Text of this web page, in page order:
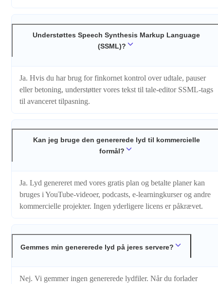
Understøttes Speech Synthesis Markup Language
(SSML)?
Ja. Hvis du har brug for finkornet kontrol over udtale, pauser
eller betoning, understøtter vores tekst til tale-editor SSML-tags
til avanceret tilpasning.
Kan jeg bruge den genererede lyd til kommercielle
formål?
Ja. Lyd genereret med vores gratis plan og betalte planer kan
bruges i YouTube-videoer, podcasts, e-learningkurser og andre
kommercielle projekter. Ingen yderligere licens er påkrævet.
Gemmes min genererede lyd på jeres servere?
Nej. Vi gemmer ingen genererede lydfiler. Når du forlader